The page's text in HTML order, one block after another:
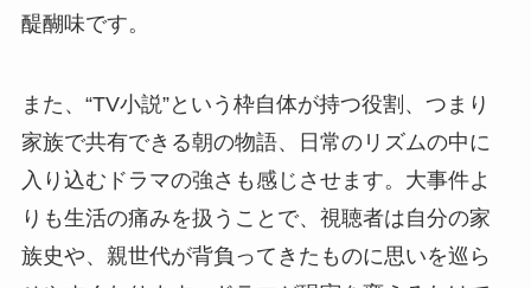
醍醐味です。
また、“TV小説”という枠自体が持つ役割、つまり
家族で共有できる朝の物語、日常のリズムの中に
入り込むドラマの強さも感じさせます。大事件よ
りも生活の痛みを扱うことで、視聴者は自分の家
族史や、親世代が背負ってきたものに思いを巡ら